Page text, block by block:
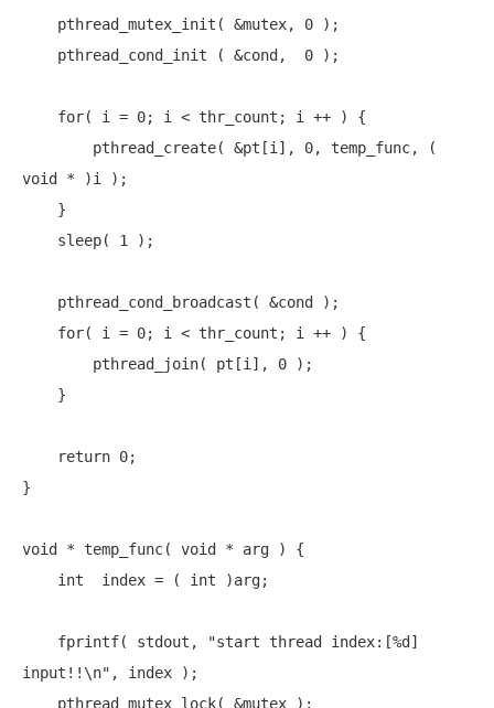
for( i = 0; i < thr_count; i ++ ) {
void
* )i );
for( i = 0; i < thr_count; i ++ ) {
return 0;
}
void * temp_func( void
* arg ) {
int
  index = (
int )arg;
    fprintf( stdout,
"start thread index:[%d]
input!!\n" , index );